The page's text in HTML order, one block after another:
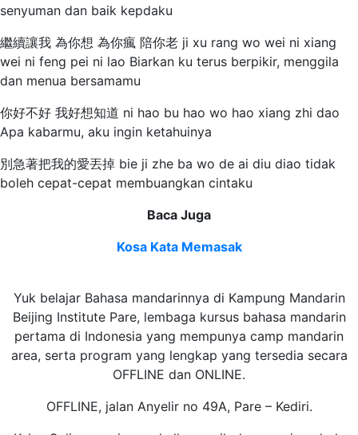
senyuman dan baik kepdaku
繼續讓我 為你想 為你瘋 陪你老 ji xu rang wo wei ni xiang
wei ni feng pei ni lao Biarkan ku terus berpikir, menggila
dan menua bersamamu
你好不好 我好想知道 ni hao bu hao wo hao xiang zhi dao
Apa kabarmu, aku ingin ketahuinya
別急著把我的愛丟掉 bie ji zhe ba wo de ai diu diao tidak
boleh cepat-cepat membuangkan cintaku
Baca Juga
Kosa Kata Memasak
Yuk belajar Bahasa mandarinnya di Kampung Mandarin
Beijing Institute Pare, lembaga kursus bahasa mandarin
pertama di Indonesia yang mempunya camp mandarin
area, serta program yang lengkap yang tersedia secara
OFFLINE dan ONLINE.
OFFLINE, jalan Anyelir no 49A, Pare – Kediri.